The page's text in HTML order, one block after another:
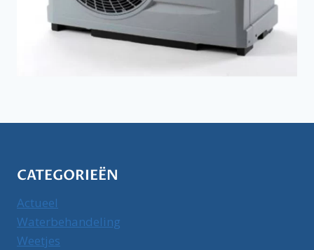
CATEGORIEËN
Actueel
Waterbehandeling
Weetjes